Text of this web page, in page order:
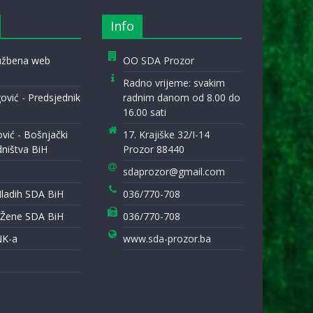
web
- Predsjednik
- Bošnjački
BiH
SDA BiH
SDA BiH
a
Info
OO SDA Prozor
Radno vrijeme: svakim
radnim danom od 8.00 do
16.00 sati
17. Krajiške 32/I-14
Prozor 88440
sdaprozor@gmail.com
036/770-708
036/770-708
www.sda-prozor.ba